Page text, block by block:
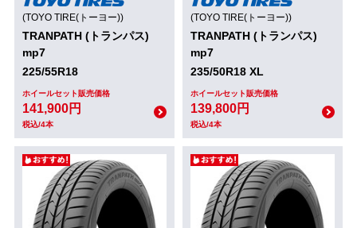
(TOYO TIRE(トーヨー))
TRANPATH (トランパス)
mp7
225/55R18
ホイールセット販売価格
141,900円
税込/4本
(TOYO TIRE(トーヨー))
TRANPATH (トランパス)
mp7
235/50R18 XL
ホイールセット販売価格
139,800円
税込/4本